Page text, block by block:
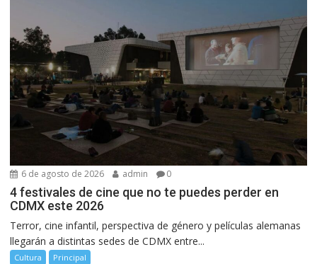
6 de agosto de 2026 admin 0
4 festivales de cine que no te puedes perder en
CDMX este 2026
Terror, cine infantil, perspectiva de género y películas alemanas
llegarán a distintas sedes de CDMX entre...
Cultura Principal